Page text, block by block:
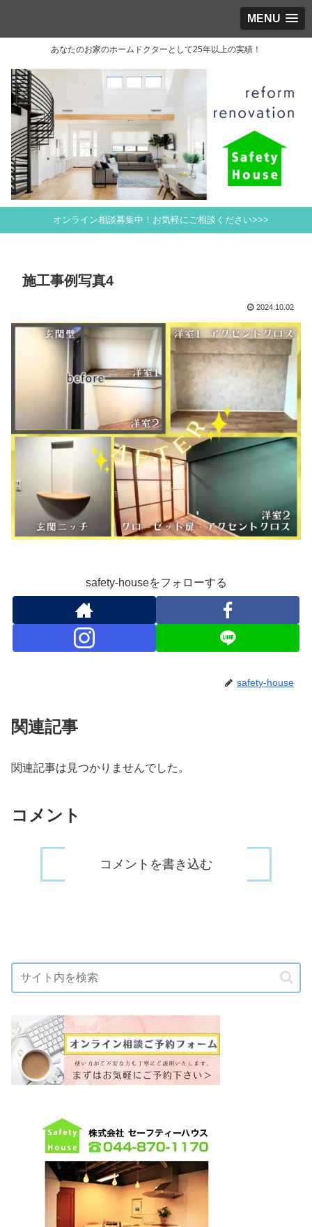
MENU
あなたのお家のホームドクターとして25年以上の実績！
オンライン相談募集中！お気軽にご相談ください>>>
施工事例写真4
2024.10.02
safety-houseをフォローする
safety-house
関連記事
関連記事は見つかりませんでした。
コメント
コメントを書き込む